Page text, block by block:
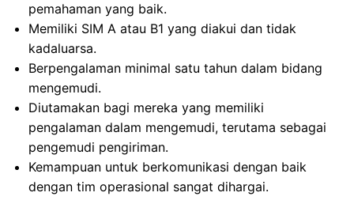
pemahaman yang baik.
Memiliki SIM A atau B1 yang diakui dan tidak
kadaluarsa.
Berpengalaman minimal satu tahun dalam bidang
mengemudi.
Diutamakan bagi mereka yang memiliki
pengalaman dalam mengemudi, terutama sebagai
pengemudi pengiriman.
Kemampuan untuk berkomunikasi dengan baik
dengan tim operasional sangat dihargai.